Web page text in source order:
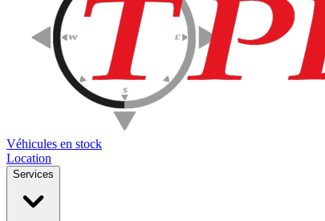
Véhicules en stock
Location
Services